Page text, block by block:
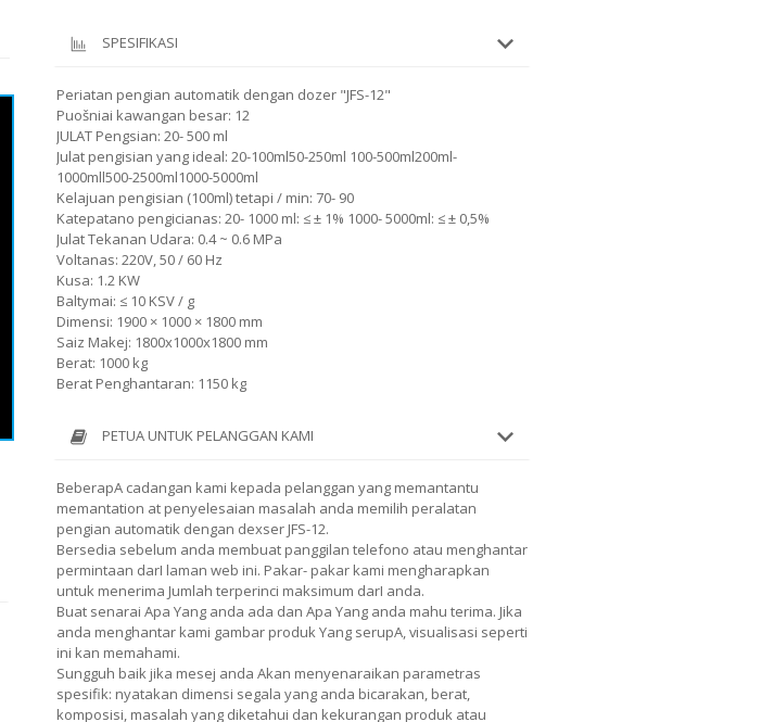
SPESIFIKASI
Periatan pengian automatik dengan dozer "JFS-12"
Puošniai kawangan besar: 12
JULAT Pengsian: 20- 500 ml
Julat pengisian yang ideal: 20-100ml50-250ml 100-500ml200ml-
1000mll500-2500ml1000-5000ml
Kelajuan pengisian (100ml) tetapi / min: 70- 90
Katepatano pengicianas: 20- 1000 ml: ≤ ± 1% 1000- 5000ml: ≤ ± 0,5%
Julat Tekanan Udara: 0.4 ~ 0.6 MPa
Voltanas: 220V, 50 / 60 Hz
Kusa: 1.2 KW
Baltymai: ≤ 10 KSV / g
Dimensi: 1900 × 1000 × 1800 mm
Saiz Makej: 1800x1000x1800 mm
Berat: 1000 kg
Berat Penghantaran: 1150 kg
PETUA UNTUK PELANGGAN KAMI
BeberapA cadangan kami kepada pelanggan yang memantantu
memantation at penyelesaian masalah anda memilih peralatan
pengian automatik dengan dexser JFS-12.
Bersedia sebelum anda membuat panggilan telefono atau menghantar
permintaan darI laman web ini. Pakar- pakar kami mengharapkan
untuk menerima Jumlah terperinci maksimum darI anda.
Buat senarai Apa Yang anda ada dan Apa Yang anda mahu terima. Jika
anda menghantar kami gambar produk Yang serupA, visualisasi seperti
ini kan memahami.
Sungguh baik jika mesej anda Akan menyenaraikan parametras
spesifik: nyatakan dimensi segala yang anda bicarakan, berat,
komposisi, masalah yang diketahui dan kekurangan produk atau